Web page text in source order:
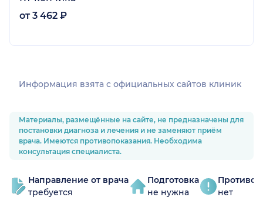
от 3 462 ₽
Информация взята c официальных сайтов клиник
Материалы, размещённые на сайте, не предназначены для
постановки диагноза и лечения и не заменяют приём
врача. Имеются противопоказания. Необходима
консультация специалиста.
Направление от врача
требуется
Подготовка
не нужна
нет